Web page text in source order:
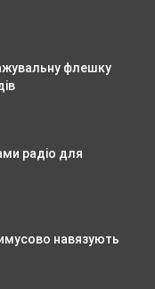
флешку
радіо для
навязують